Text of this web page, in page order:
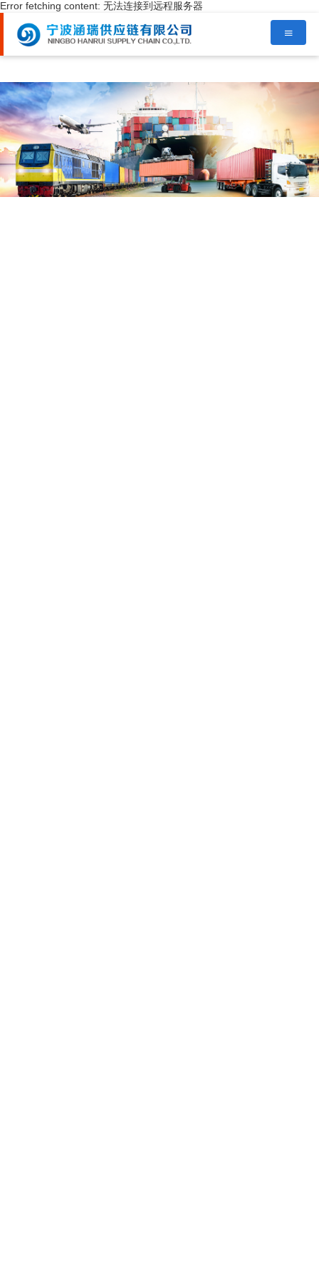
Error fetching content: 无法连接到远程服务器